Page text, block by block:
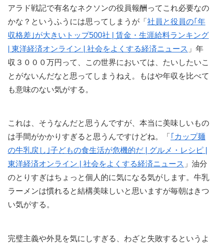
アラド戦記で有名なネクソンの役員報酬ってこれ必要なの
かな？というふうには思ってしまうが「 社員と役員の｢年
収格差｣が大きいトップ500社 | 賃金・生涯給料ランキング
| 東洋経済オンライン | 社会をよくする経済ニュース 」年
収３０００万円って、この世界においては、たいしたいこ
とがないんだなと思ってしまうねえ。もはや年収を比べて
も意味のない気がする。
これは、そうなんだと思うんですが、本当に美味しいもの
は手間がかかりすぎると思うんですけどね。「 ｢カップ麺
の牛乳戻し｣子どもの食生活が危機的だ | グルメ・レシピ |
東洋経済オンライン | 社会をよくする経済ニュース 」油分
のとりすぎはちょっと個人的に気になる気がします。牛乳
ラーメンは慣れると結構美味しいと思いますが毎朝はきつ
い気がする。
完璧主義や外見を気にしすぎる、わざと失敗するというよ